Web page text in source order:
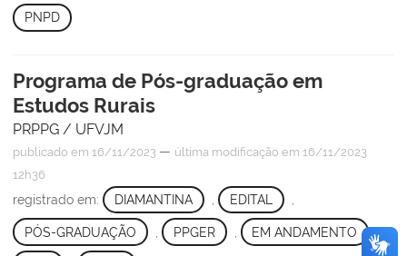
PNPD
Programa de Pós-graduação em
Estudos Rurais
PRPPG / UFVJM
publicado em 16/11/2023 — última modificação em 16/11/2023
12h36
registrado em: DIAMANTINA EDITAL
PÓS-GRADUAÇÃO PPGER EM ANDAMENTO ,